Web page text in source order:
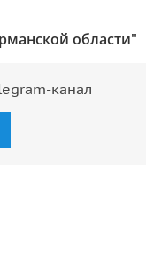
области"
канал